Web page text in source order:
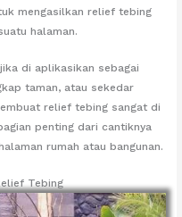
mengasilkan relief tebing
halaman.
di aplikasikan sebagai
taman, atau sekedar
relief tebing sangat di
penting dari cantiknya
rumah atau bangunan.
Tebing